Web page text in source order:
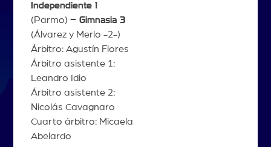
Independiente 1
(Parmo) – Gimnasia 3
(Álvarez y Merlo -2-)
Árbitro: Agustín Flores
Árbitro asistente 1:
Leandro Idio
Árbitro asistente 2:
Nicolás Cavagnaro
Cuarto árbitro: Micaela
Abelardo